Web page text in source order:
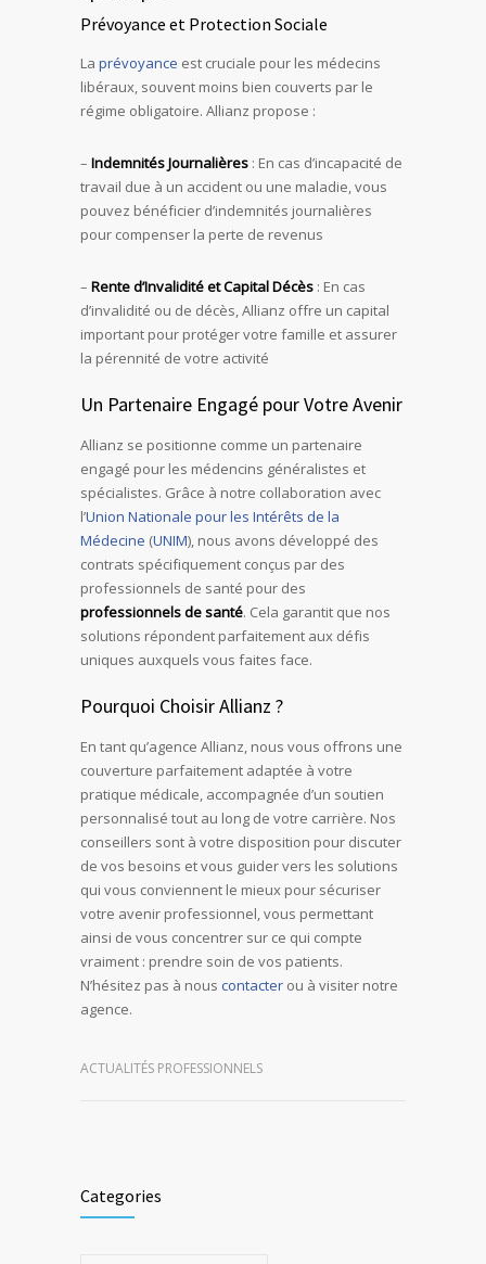
Prévoyance et Protection Sociale
La prévoyance est cruciale pour les médecins
libéraux, souvent moins bien couverts par le
régime obligatoire. Allianz propose :
– Indemnités Journalières : En cas d’incapacité de
travail due à un accident ou une maladie, vous
pouvez bénéficier d’indemnités journalières
pour compenser la perte de revenus
– Rente d’Invalidité et Capital Décès : En cas
d’invalidité ou de décès, Allianz offre un capital
important pour protéger votre famille et assurer
la pérennité de votre activité
Un Partenaire Engagé pour Votre Avenir
Allianz se positionne comme un partenaire
engagé pour les médencins généralistes et
spécialistes. Grâce à notre collaboration avec
l’Union Nationale pour les Intérêts de la
Médecine (UNIM), nous avons développé des
contrats spécifiquement conçus par des
professionnels de santé pour des
professionnels de santé. Cela garantit que nos
solutions répondent parfaitement aux défis
uniques auxquels vous faites face.
Pourquoi Choisir Allianz ?
En tant qu’agence Allianz, nous vous offrons une
couverture parfaitement adaptée à votre
pratique médicale, accompagnée d’un soutien
personnalisé tout au long de votre carrière. Nos
conseillers sont à votre disposition pour discuter
de vos besoins et vous guider vers les solutions
qui vous conviennent le mieux pour sécuriser
votre avenir professionnel, vous permettant
ainsi de vous concentrer sur ce qui compte
vraiment : prendre soin de vos patients.
N’hésitez pas à nous contacter ou à visiter notre
agence.
ACTUALITÉS PROFESSIONNELS
Categories